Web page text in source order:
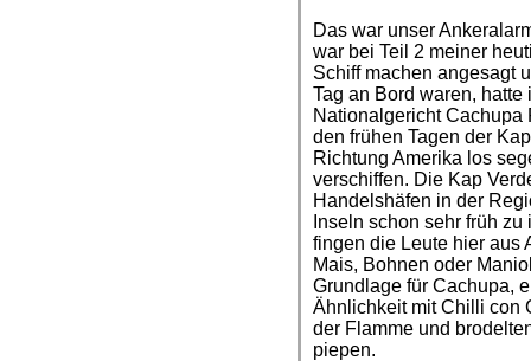
Das war unser
war bei Teil 2 meiner
Schiff machen angesagt
Tag an Bord waren,
Nationalgericht Cachupa
den frühen Tagen der
Richtung Amerika los
verschiffen. Die Kap
Handelshäfen in der
Inseln schon sehr früh
fingen die Leute hier aus
Mais, Bohnen oder
Grundlage für Cachupa,
Ähnlichkeit mit Chilli con
der Flamme und
piepen.